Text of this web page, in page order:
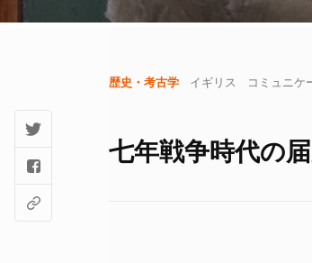
歴史・考古学 イギリス コミュニケ
七年戦争時代の